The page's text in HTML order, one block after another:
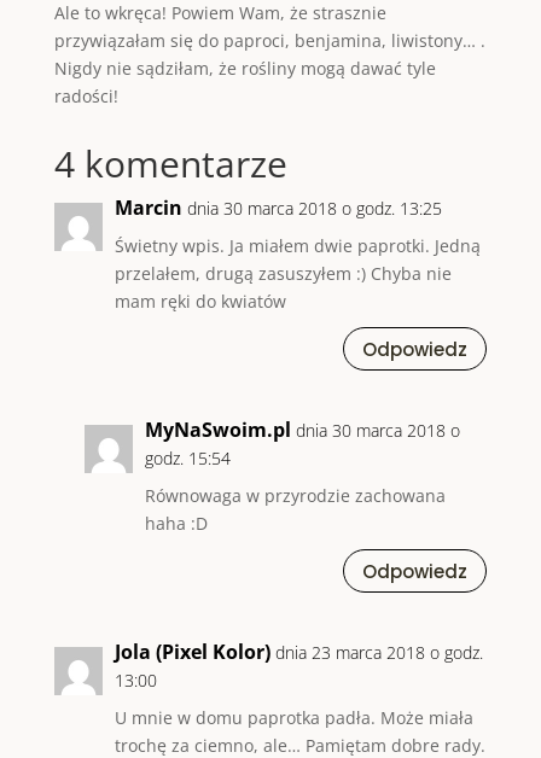
Ale to wkręca! Powiem Wam, że strasznie
przywiązałam się do paproci, benjamina, liwistony… .
Nigdy nie sądziłam, że rośliny mogą dawać tyle
radości!
4 komentarze
Marcin dnia 30 marca 2018 o godz. 13:25
Świetny wpis. Ja miałem dwie paprotki. Jedną
przelałem, drugą zasuszyłem :) Chyba nie
mam ręki do kwiatów
Odpowiedz
MyNaSwoim.pl dnia 30 marca 2018 o
godz. 15:54
Równowaga w przyrodzie zachowana
haha :D
Odpowiedz
Jola (Pixel Kolor) dnia 23 marca 2018 o godz.
13:00
U mnie w domu paprotka padła. Może miała
trochę za ciemno, ale… Pamiętam dobre rady.